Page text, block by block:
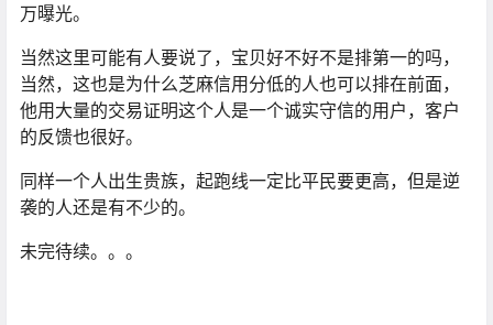
万曝光。
当然这里可能有人要说了，宝贝好不好不是排第一的吗，
当然，这也是为什么芝麻信用分低的人也可以排在前面，
他用大量的交易证明这个人是一个诚实守信的用户，客户
的反馈也很好。
同样一个人出生贵族，起跑线一定比平民要更高，但是逆
袭的人还是有不少的。
未完待续。。。